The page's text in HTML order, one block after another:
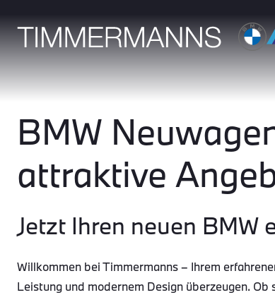
BMW
attraktive
Jetzt Ihren neuen BMW
Willkommen bei Timmermanns – Ihrem
Leistung und modernem Design überzeugen. Ob